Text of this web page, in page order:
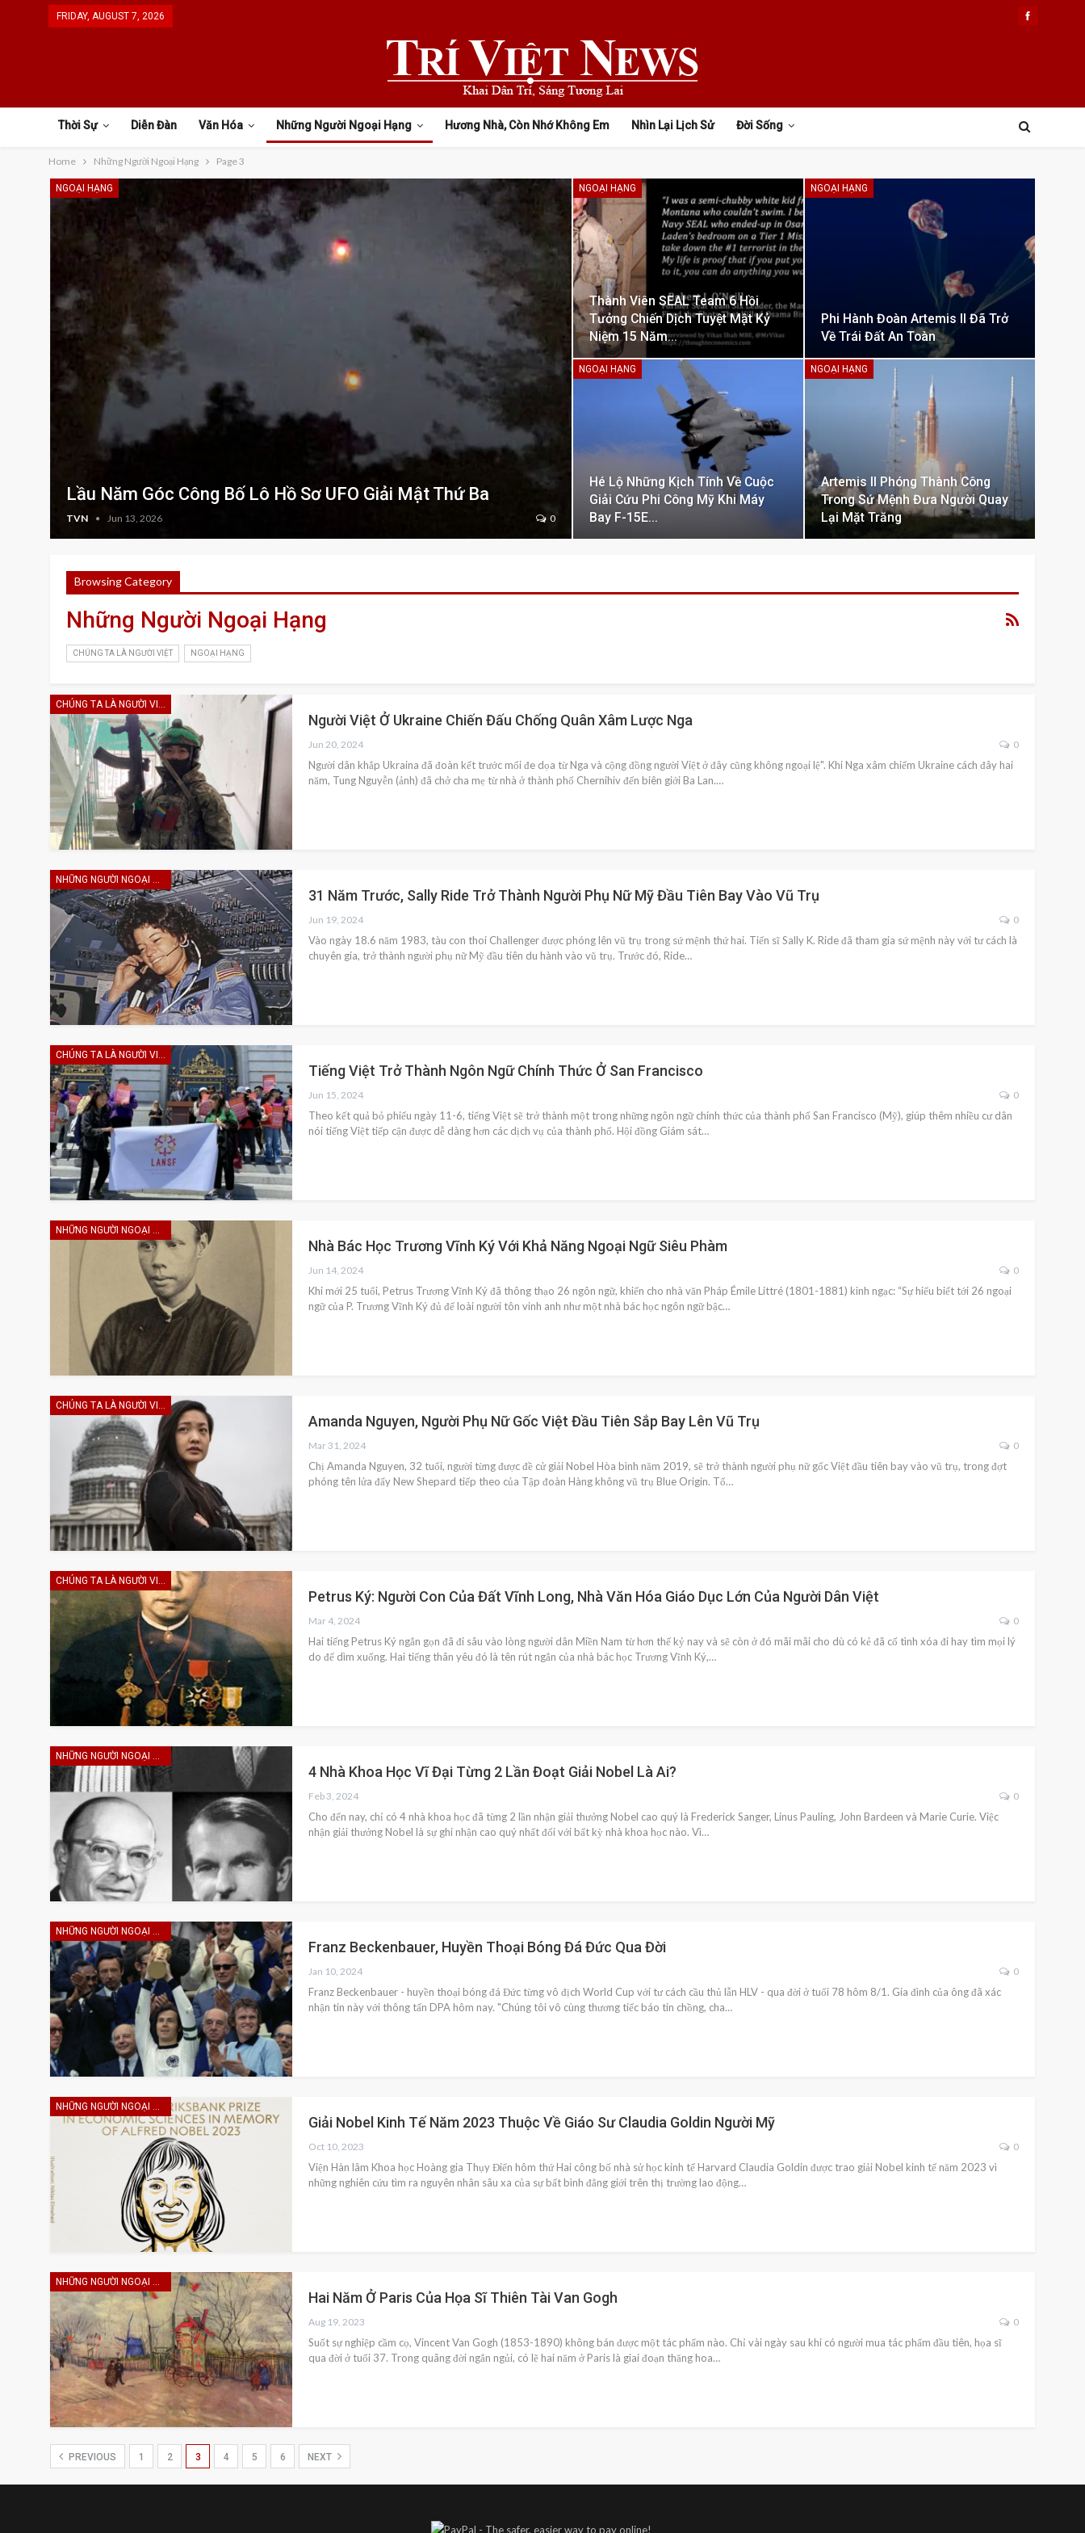
FRIDAY, AUGUST 7, 2026
Thời Sự Diễn Đàn Văn Hóa Những Người Ngoại Hạng Hương Nhà, Còn Nhớ Không Em Nhìn Lại Lịch Sử Đời Sống
Home Những Người Ngoại Hạng Page 3
NGOẠI HẠNG
Lầu Năm Góc Công Bố Lô Hồ Sơ UFO Giải Mật Thứ Ba
TVN Jun 13, 2026 0
NGOẠI HẠNG
Thành Viên SEAL Team 6 Hồi
Tưởng Chiến Dịch Tuyệt Mật Kỷ
Niệm 15 Năm…
NGOẠI HẠNG
Phi Hành Đoàn Artemis II Đã Trở
Về Trái Đất An Toàn
NGOẠI HẠNG
Hé Lộ Những Kịch Tính Về Cuộc
Giải Cứu Phi Công Mỹ Khi Máy
Bay F-15E…
NGOẠI HẠNG
Artemis II Phóng Thành Công
Trong Sứ Mệnh Đưa Người Quay
Lại Mặt Trăng
Browsing Category
Những Người Ngoại Hạng
CHÚNG TA LÀ NGƯỜI VIỆT NGOẠI HẠNG
CHÚNG TA LÀ NGƯỜI VIỆT
Người Việt Ở Ukraine Chiến Đấu Chống Quân Xâm Lược Nga
Jun 20, 2024 0
Người dân khắp Ukraina đã đoàn kết trước mối đe dọa từ Nga và cộng đồng người Việt ở đây cũng không ngoại lệ". Khi Nga xâm chiếm Ukraine cách đây hai
năm, Tung Nguyễn (ảnh) đã chở cha mẹ từ nhà ở thành phố Chernihiv đến biên giới Ba Lan.…
NHỮNG NGƯỜI NGOẠI HẠNG
31 Năm Trước, Sally Ride Trở Thành Người Phụ Nữ Mỹ Đầu Tiên Bay Vào Vũ Trụ
Jun 19, 2024 0
Vào ngày 18.6 năm 1983, tàu con thoi Challenger được phóng lên vũ trụ trong sứ mệnh thứ hai. Tiến sĩ Sally K. Ride đã tham gia sứ mệnh này với tư cách là
chuyên gia, trở thành người phụ nữ Mỹ đầu tiên du hành vào vũ trụ. Trước đó, Ride…
CHÚNG TA LÀ NGƯỜI VIỆT
Tiếng Việt Trở Thành Ngôn Ngữ Chính Thức Ở San Francisco
Jun 15, 2024 0
Theo kết quả bỏ phiếu ngày 11-6, tiếng Việt sẽ trở thành một trong những ngôn ngữ chính thức của thành phố San Francisco (Mỹ), giúp thêm nhiều cư dân
nói tiếng Việt tiếp cận được dễ dàng hơn các dịch vụ của thành phố. Hội đồng Giám sát…
NHỮNG NGƯỜI NGOẠI HẠNG
Nhà Bác Học Trương Vĩnh Ký Với Khả Năng Ngoại Ngữ Siêu Phàm
Jun 14, 2024 0
Khi mới 25 tuổi, Petrus Trương Vĩnh Ký đã thông thạo 26 ngôn ngữ, khiến cho nhà văn Pháp Émile Littré (1801-1881) kinh ngạc: “Sự hiểu biết tới 26 ngoại
ngữ của P. Trương Vĩnh Ký đủ để loài người tôn vinh anh như một nhà bác học ngôn ngữ bậc…
CHÚNG TA LÀ NGƯỜI VIỆT
Amanda Nguyen, Người Phụ Nữ Gốc Việt Đầu Tiên Sắp Bay Lên Vũ Trụ
Mar 31, 2024 0
Chị Amanda Nguyen, 32 tuổi, người từng được đề cử giải Nobel Hòa bình năm 2019, sẽ trở thành người phụ nữ gốc Việt đầu tiên bay vào vũ trụ, trong đợt
phóng tên lửa đẩy New Shepard tiếp theo của Tập đoàn Hàng không vũ trụ Blue Origin. Tổ…
CHÚNG TA LÀ NGƯỜI VIỆT
Petrus Ký: Người Con Của Đất Vĩnh Long, Nhà Văn Hóa Giáo Dục Lớn Của Người Dân Việt
Mar 4, 2024 0
Hai tiếng Petrus Ký ngắn gọn đã đi sâu vào lòng người dân Miền Nam từ hơn thế kỷ nay và sẽ còn ở đó mãi mãi cho dù có kẻ đã cố tình xóa đi hay tìm mọi lý
do để dìm xuống. Hai tiếng thân yêu đó là tên rút ngắn của nhà bác học Trương Vĩnh Ký,…
NHỮNG NGƯỜI NGOẠI HẠNG
4 Nhà Khoa Học Vĩ Đại Từng 2 Lần Đoạt Giải Nobel Là Ai?
Feb 3, 2024 0
Cho đến nay, chỉ có 4 nhà khoa học đã từng 2 lần nhận giải thưởng Nobel cao quý là Frederick Sanger, Linus Pauling, John Bardeen và Marie Curie. Việc
nhận giải thưởng Nobel là sự ghi nhận cao quý nhất đối với bất kỳ nhà khoa học nào. Vì…
NHỮNG NGƯỜI NGOẠI HẠNG
Franz Beckenbauer, Huyền Thoại Bóng Đá Đức Qua Đời
Jan 10, 2024 0
Franz Beckenbauer - huyền thoại bóng đá Đức từng vô địch World Cup với tư cách cầu thủ lẫn HLV - qua đời ở tuổi 78 hôm 8/1. Gia đình của ông đã xác
nhận tin này với thông tấn DPA hôm nay. "Chúng tôi vô cùng thương tiếc báo tin chồng, cha…
NHỮNG NGƯỜI NGOẠI HẠNG
Giải Nobel Kinh Tế Năm 2023 Thuộc Về Giáo Sư Claudia Goldin Người Mỹ
Oct 10, 2023 0
Viện Hàn lâm Khoa học Hoàng gia Thụy Điển hôm thứ Hai công bố nhà sử học kinh tế Harvard Claudia Goldin được trao giải Nobel kinh tế năm 2023 vì
những nghiên cứu tìm ra nguyên nhân sâu xa của sự bất bình đẳng giới trên thị trường lao động…
NHỮNG NGƯỜI NGOẠI HẠNG
Hai Năm Ở Paris Của Họa Sĩ Thiên Tài Van Gogh
Aug 19, 2023 0
Suốt sự nghiệp cầm cọ, Vincent Van Gogh (1853-1890) không bán được một tác phẩm nào. Chỉ vài ngày sau khi có người mua tác phẩm đầu tiên, họa sĩ
qua đời ở tuổi 37. Trong quãng đời ngắn ngủi, có lẽ hai năm ở Paris là giai đoạn thăng hoa…
PREVIOUS 1 2 3 4 5 6 NEXT